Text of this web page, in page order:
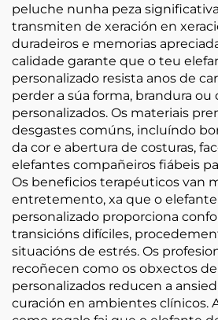
peluche nunha peza
transmiten de xeración en
duradeiros e memorias
calidade garante que o teu
personalizado resista anos de
perder a súa forma, brandura ou
personalizados. Os materiais
desgastes comúns, incluíndo
da cor e abertura de costuras,
elefantes compañeiros fiábeis
Os beneficios terapéuticos van
entretemento, xa que o
personalizado proporciona
transicións difíciles,
situacións de estrés. Os
recoñecen como os obxectos
personalizados reducen a
curación en ambientes clínicos.